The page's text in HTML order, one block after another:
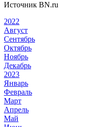
Источник BN.ru
2022
Август
Сентябрь
Октябрь
Ноябрь
Декабрь
2023
Январь
Февраль
Март
Апрель
Май